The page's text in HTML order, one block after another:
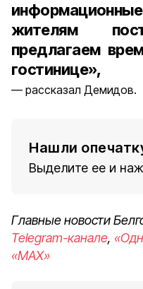
жителям
предлагаем
гостинице»,
рассказал Демидов.
Нашли
Выделите ее и
Главные новости
Telegram-канале,
«MAX»